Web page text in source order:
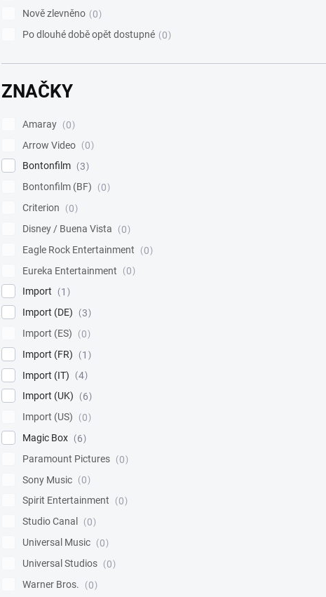
Nově zlevněno
0
Po dlouhé době opět dostupné
0
ZNAČKY
Amaray
0
Arrow Video
0
Bontonfilm
3
Bontonfilm (BF)
0
Criterion
0
Disney / Buena Vista
0
Eagle Rock Entertainment
0
Eureka Entertainment
0
Import
1
Import (DE)
3
Import (ES)
0
Import (FR)
1
Import (IT)
4
Import (UK)
6
Import (US)
0
Magic Box
6
Paramount Pictures
0
Sony Music
0
Spirit Entertainment
0
Studio Canal
0
Universal Music
0
Universal Studios
0
Warner Bros.
0